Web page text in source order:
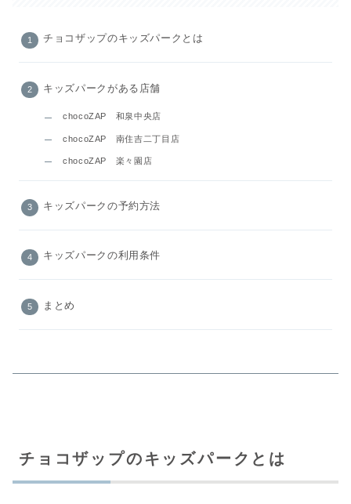
チョコザップのキッズパークとは
キッズパークがある店舗
chocoZAP 和泉中央店
chocoZAP 南住吉二丁目店
chocoZAP 楽々園店
キッズパークの予約方法
キッズパークの利用条件
まとめ
チョコザップのキッズパークとは